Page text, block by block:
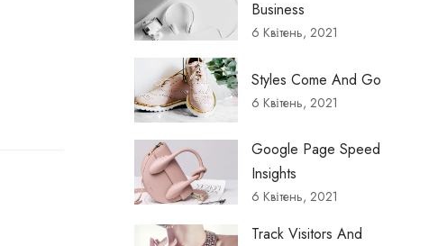
Business
6 Квітень, 2021
Styles Come And Go
6 Квітень, 2021
Google Page Speed
Insights
6 Квітень, 2021
Track Visitors And